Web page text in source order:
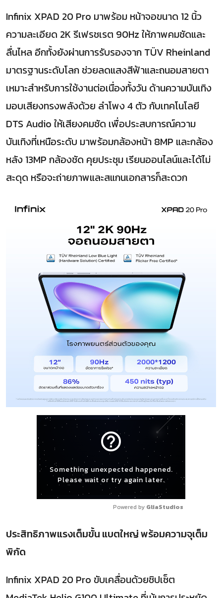
Infinix XPAD 20 Pro มาพร้อม หน้าจอขนาด 12 นิ้ว
ความละเอียด 2K รีเฟรชเรต 90Hz ให้ภาพคมชัดและ
ลื่นไหล อีกทั้งยังผ่านการรับรองจาก TÜV Rheinland
มาตรฐานระดับโลก ช่วยลดแสงสีฟ้าและถนอมสายตา
เหมาะสำหรับการใช้งานต่อเนื่องทั้งวัน ด้านความบันเทิง
มอบเสียงทรงพลังด้วย ลำโพง 4 ตัว กับเทคโนโลยี
DTS Audio ให้เสียงคมชัด เพื่อประสบการณ์ความ
บันเทิงที่เหนือระดับ มาพร้อมกล้องหน้า 8MP และกล้อง
หลัง 13MP กล้องชัด คุยประชุม เรียนออนไลน์และได้ไม่
สะดุด หรือจะถ่ายภาพและสแกนเอกสารก็สะดวก
help_outline
Something unexpected happened.
Please wait or try again later.
Powered by GliaStudios
ประสิทธิภาพแรงเต็มขั้น แบตใหญ่ พร้อมความจุเต็ม
พิกัด
Infinix XPAD 20 Pro ขับเคลื่อนด้วยชิปเซ็ต